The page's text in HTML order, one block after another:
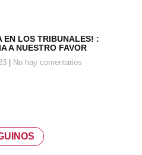
EN LOS TRIBUNALES! :
A NUESTRO FAVOR
No hay comentarios